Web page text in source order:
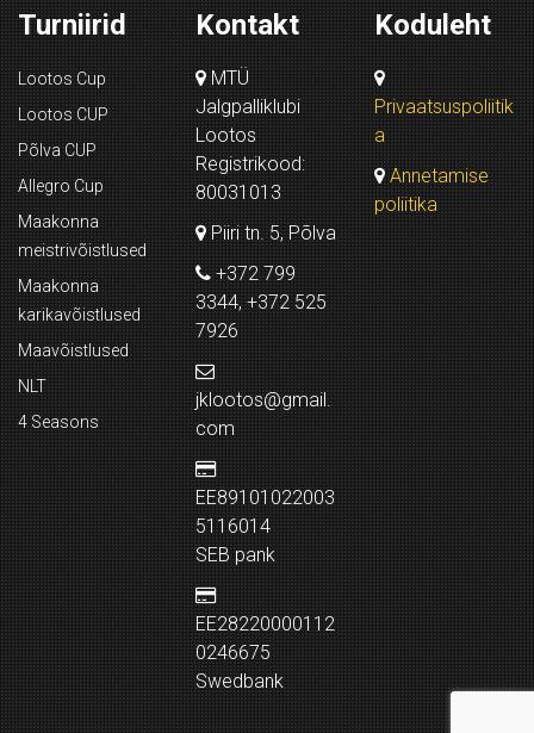
Turniirid
Lootos Cup
Lootos CUP
Põlva CUP
Allegro Cup
Maakonna
meistrivõistlused
Maakonna
karikavõistlused
Maavõistlused
NLT
4 Seasons
Kontakt
MTÜ
Jalgpalliklubi
Lootos
Registrikood:
80031013
Piiri tn. 5, Põlva
+372 799
3344, +372 525
7926
jklootos@gmail.
com
EE89101022003
5116014
SEB pank
EE28220000112
0246675
Swedbank
Koduleht
Privaatsuspoliitik
a
Annetamise
poliitika